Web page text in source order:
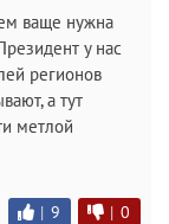
ваще нужна
у нас
регионов
а тут
метлой
| 9 | 0